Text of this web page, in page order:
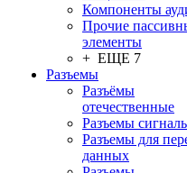
Компоненты
Прочие
элементы
+ ЕЩЕ 7
Разъeмы
Разъёмы
отечественные
Разъeмы
Разъeмы для
данных